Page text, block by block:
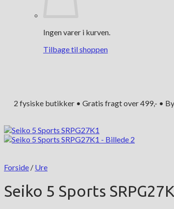
Ingen varer i kurven.
Tilbage til shoppen
2 fysiske butikker • Gratis fragt over 499,- •
Forside / Ure
Seiko 5 Sports